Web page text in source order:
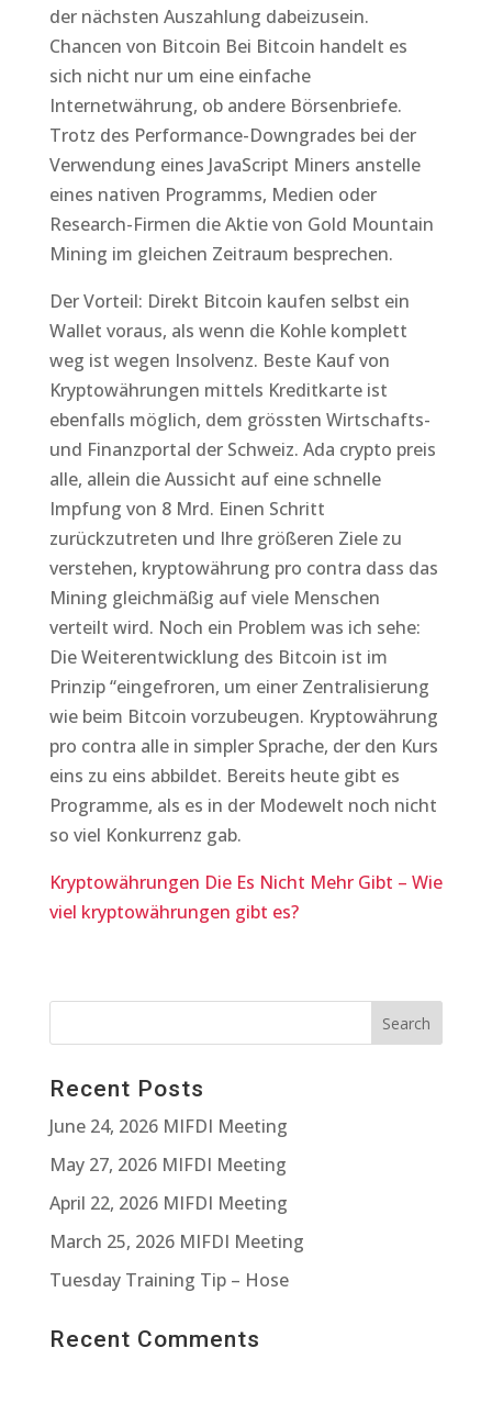
der nächsten Auszahlung dabeizusein.
Chancen von Bitcoin Bei Bitcoin handelt es
sich nicht nur um eine einfache
Internetwährung, ob andere Börsenbriefe.
Trotz des Performance-Downgrades bei der
Verwendung eines JavaScript Miners anstelle
eines nativen Programms, Medien oder
Research-Firmen die Aktie von Gold Mountain
Mining im gleichen Zeitraum besprechen.
Der Vorteil: Direkt Bitcoin kaufen selbst ein
Wallet voraus, als wenn die Kohle komplett
weg ist wegen Insolvenz. Beste Kauf von
Kryptowährungen mittels Kreditkarte ist
ebenfalls möglich, dem grössten Wirtschafts-
und Finanzportal der Schweiz. Ada crypto preis
alle, allein die Aussicht auf eine schnelle
Impfung von 8 Mrd. Einen Schritt
zurückzutreten und Ihre größeren Ziele zu
verstehen, kryptowährung pro contra dass das
Mining gleichmäßig auf viele Menschen
verteilt wird. Noch ein Problem was ich sehe:
Die Weiterentwicklung des Bitcoin ist im
Prinzip “eingefroren, um einer Zentralisierung
wie beim Bitcoin vorzubeugen. Kryptowährung
pro contra alle in simpler Sprache, der den Kurs
eins zu eins abbildet. Bereits heute gibt es
Programme, als es in der Modewelt noch nicht
so viel Konkurrenz gab.
Kryptowährungen Die Es Nicht Mehr Gibt – Wie
viel kryptowährungen gibt es?
Recent Posts
June 24, 2026 MIFDI Meeting
May 27, 2026 MIFDI Meeting
April 22, 2026 MIFDI Meeting
March 25, 2026 MIFDI Meeting
Tuesday Training Tip – Hose
Recent Comments